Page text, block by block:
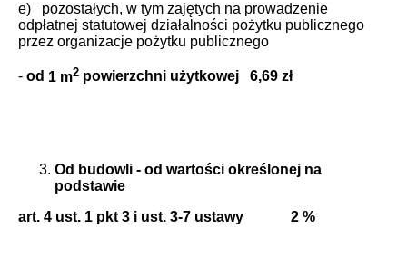
e) pozostałych, w tym zajętych na prowadzenie
odpłatnej statutowej działalności pożytku publicznego
przez organizacje pożytku publicznego
- od 1 m2 powierzchni użytkowej 6,69 zł
Od budowli - od wartości określonej na
podstawie
art. 4 ust. 1 pkt 3 i ust. 3-7 ustawy 2 %